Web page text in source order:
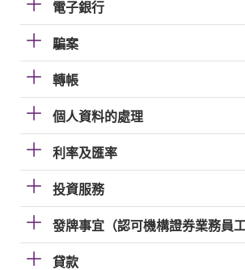
電子銀行
騙案
轉帳
個人資料的處理
利率及匯率
投資服務
發牌事宜（認可機構證券業務員工
貸款